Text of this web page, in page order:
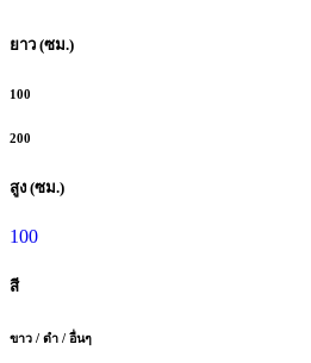
ยาว (ซม.)
100
200
สูง (ซม.)
100
สี
ขาว / ดำ / อื่นๆ